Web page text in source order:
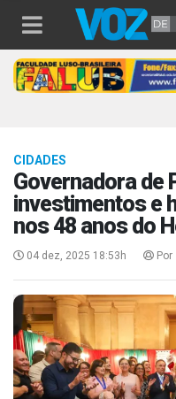
CIDADES
Governadora de
investimentos e
nos 48 anos do
04 dez, 2025 18:53h Por